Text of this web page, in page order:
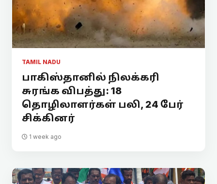
TAMIL NADU
பாகிஸ்தானில் நிலக்கரி
சுரங்க விபத்து: 18
தொழிலாளர்கள் பலி, 24 பேர்
சிக்கினர்
1 week ago